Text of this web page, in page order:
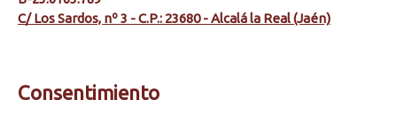
C/ Los Sardos, nº 3 - C.P.: 23680 - Alcalá la Real (Jaén)
Consentimiento